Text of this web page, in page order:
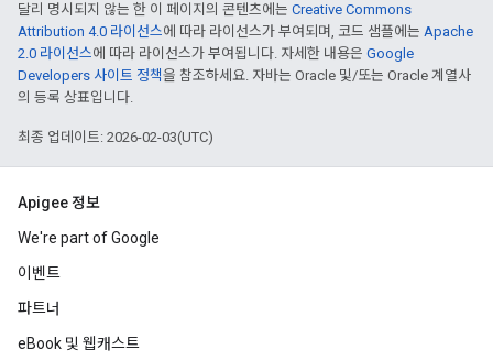
달리 명시되지 않는 한 이 페이지의 콘텐츠에는 Creative Commons
Attribution 4.0 라이선스에 따라 라이선스가 부여되며, 코드 샘플에는 Apache
2.0 라이선스에 따라 라이선스가 부여됩니다. 자세한 내용은 Google
Developers 사이트 정책을 참조하세요. 자바는 Oracle 및/또는 Oracle 계열사
의 등록 상표입니다.
최종 업데이트: 2026-02-03(UTC)
Apigee 정보
We're part of Google
이벤트
파트너
eBook 및 웹캐스트